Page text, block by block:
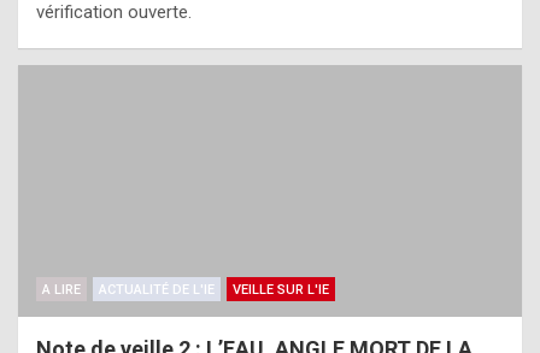
vérification ouverte.
A LIRE ACTUALITÉ DE L'IE VEILLE SUR L'IE